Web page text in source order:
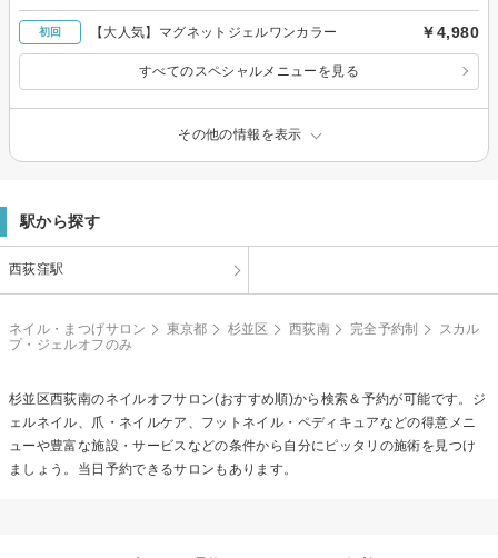
初回 【大人気】マグネットジェルワンカラー ￥4,980
すべてのスペシャルメニューを見る
その他の情報を表示
駅から探す
西荻窪駅
ネイル・まつげサロン 東京都 杉並区 西荻南 完全予約制
スカル
プ・ジェルオフのみ
杉並区西荻南のネイルオフサロン(おすすめ順)から検索＆予約が可能です。ジ
ェルネイル、爪・ネイルケア、フットネイル・ペディキュアなどの得意メニ
ューや豊富な施設・サービスなどの条件から自分にピッタリの施術を見つけ
ましょう。当日予約できるサロンもあります。